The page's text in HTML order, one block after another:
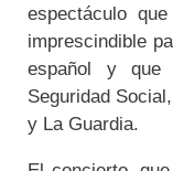
espectáculo
imprescindible
español y que
Seguridad
y La Guardia.